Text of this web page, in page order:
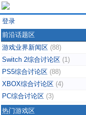
登录
前沿话题区
游戏业界新闻区 (88)
Switch 2综合讨论区 (1)
PS5综合讨论区 (88)
XBOX综合讨论区 (4)
PC综合讨论区 (3)
热门游戏区